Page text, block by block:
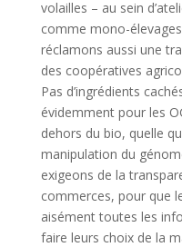
volailles – au sein
comme mono-
réclamons aussi une
des coopératives
Pas d’ingrédients
évidemment pour les
dehors du bio, quelle
manipulation du
exigeons de la
commerces, pour que
aisément toutes les
faire leurs choix de la